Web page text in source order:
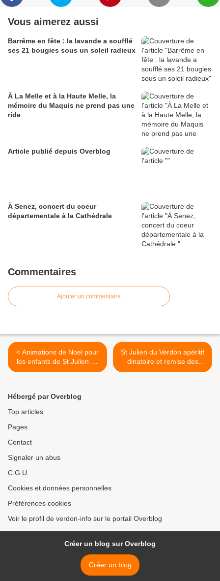
Vous aimerez aussi
Barrême en fête : la lavande a soufflé
ses 21 bougies sous un soleil radieux
À La Melle et à la Haute Melle, la
mémoire du Maquis ne prend pas une
ride
Article publié depuis Overblog
À Senez, concert du coeur
départementale à la Cathédrale
Commentaires
Ajouter un commentaire
< Animations de Noel pour
les enfants de St Julien du
Verdon
St Julien du Verdon apéritif
dinatoire et remise des
cadeaux pour les anciens >
Hébergé par Overblog
Top articles
Pages
Contact
Signaler un abus
C.G.U.
Cookies et données personnelles
Préférences cookies
Voir le profil de verdon-info sur le portail Overblog
Créer un blog sur Overblog
Créer un blog